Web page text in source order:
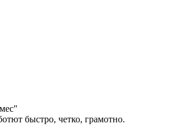
быстро, четко, грамотно.